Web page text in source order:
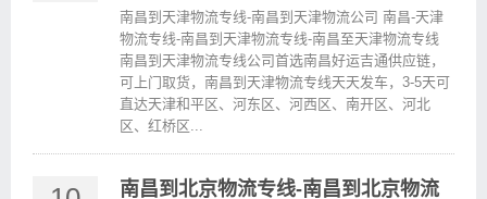
南昌到天津物流专线-南昌到天津物流公司 南昌-天津
物流专线-南昌到天津物流专线-南昌至天津物流专线
南昌到天津物流专线公司首选南昌好运吉通供应链，
可上门取货，南昌到天津物流专线天天发车，3-5天可
直达天津和平区、河东区、河西区、南开区、河北
区、红桥区...
南昌到北京物流专线-南昌到北京物流